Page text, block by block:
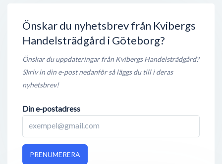
Önskar du nyhetsbrev från Kvibergs
Handelsträdgård i Göteborg?
Önskar du uppdateringar från Kvibergs Handelsträdgård?
Skriv in din e-post nedanför så läggs du till i deras
nyhetsbrev!
Din e-postadress
PRENUMERERA